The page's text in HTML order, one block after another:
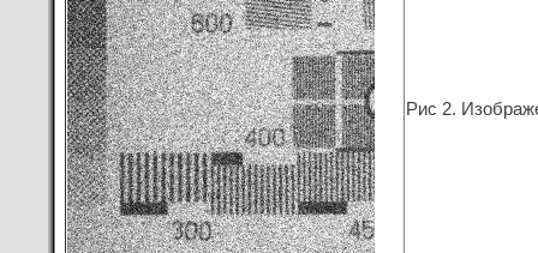
Рис 2.